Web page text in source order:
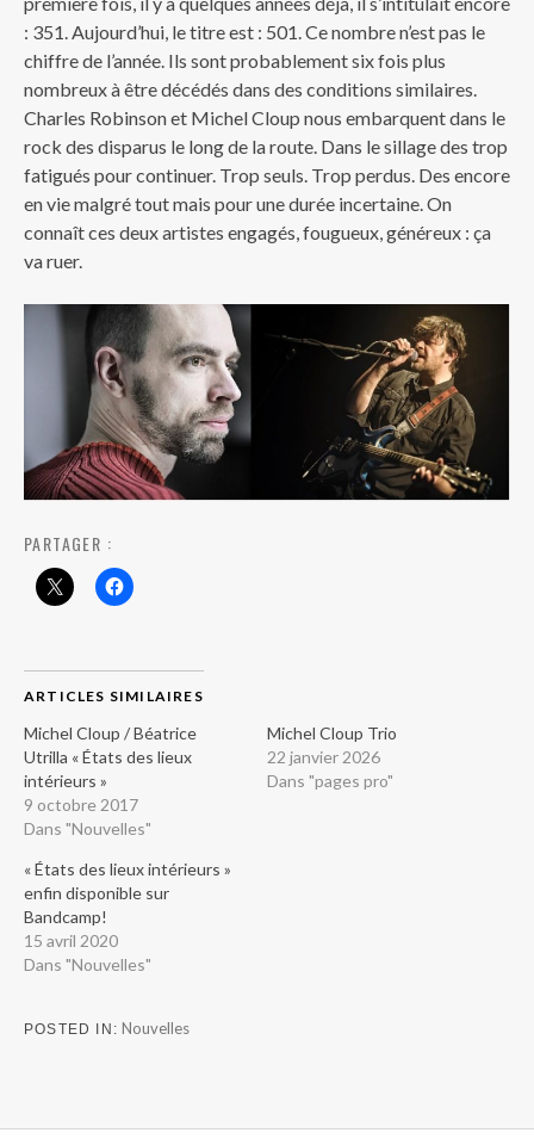
: 351. Aujourd’hui, le titre est : 501. Ce nombre n’est pas le
chiffre de l’année. Ils sont probablement six fois plus
nombreux à être décédés dans des conditions similaires.
Charles Robinson et Michel Cloup nous embarquent dans le
rock des disparus le long de la route. Dans le sillage des trop
fatigués pour continuer. Trop seuls. Trop perdus. Des encore
en vie malgré tout mais pour une durée incertaine. On
connaît ces deux artistes engagés, fougueux, généreux : ça
va ruer.
PARTAGER :
ARTICLES SIMILAIRES
Michel Cloup / Béatrice
Utrilla « États des lieux
intérieurs »
9 octobre 2017
Dans "Nouvelles"
Michel Cloup Trio
22 janvier 2026
Dans "pages pro"
« États des lieux intérieurs »
enfin disponible sur
Bandcamp!
15 avril 2020
Dans "Nouvelles"
POSTED IN Nouvelles